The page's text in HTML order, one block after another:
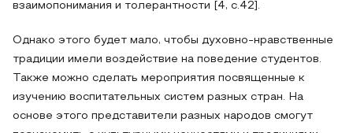
взаимопонимания и толерантности [4, c.42].
Однако этого будет мало, чтобы духовно-нравственные
традиции имели воздействие на поведение студентов.
Также можно сделать мероприятия посвященные к
изучению воспитательных систем разных стран. На
основе этого представители разных народов смогут